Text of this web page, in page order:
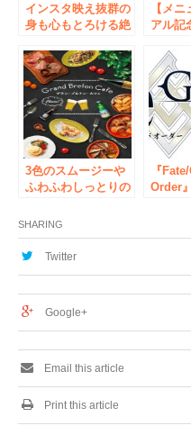
インスタ映え抜群の
身も心もとろける絶
場！ ​チーズをかけ
る瞬間のとろ～りが
たまらない「ラクレ
ットチーズ」やふわ
っふわ＆爽やか「ラ
イムエスプーマ」た
っぷり！
【メ
アル記
（水）
店いた
にハン
ール海
種のガ
スタ映
のクレ
が半額
3色のスムージーや
ふわふわしっとりの
キが新登場！
『Grand Breton
Cafe（グラン・ブル
『
Order
SHARING
Twitter
Google+
Email this article
Print this article